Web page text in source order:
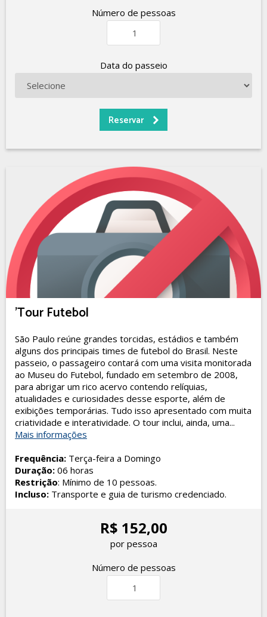
Número de pessoas
Data do passeio
'Tour Futebol
São Paulo reúne grandes torcidas, estádios e também
alguns dos principais times de futebol do Brasil. Neste
passeio, o passageiro contará com uma visita monitorada
ao Museu do Futebol, fundado em setembro de 2008,
para abrigar um rico acervo contendo relíquias,
atualidades e curiosidades desse esporte, além de
exibições temporárias. Tudo isso apresentado com muita
criatividade e interatividade. O tour inclui, ainda, uma...
Mais informações
Frequência: Terça-feira a Domingo
Duração: 06 horas
Restrição: Mínimo de 10 pessoas.
Incluso: Transporte e guia de turismo credenciado.
R$ 152,00
por pessoa
Número de pessoas